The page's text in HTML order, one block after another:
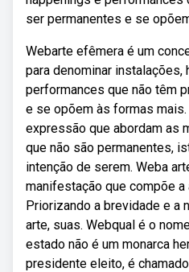
ser permanentes e se
Webarte efêmera é um
para denominar instalações,
performances que não têm
e se opõem às formas
expressão que abordam as
que não são permanentes,
intenção de serem. Weba
manifestação que compõe a
Priorizando a brevidade e a
arte, suas. Webqual é o
estado não é um monarca
presidente eleito, é